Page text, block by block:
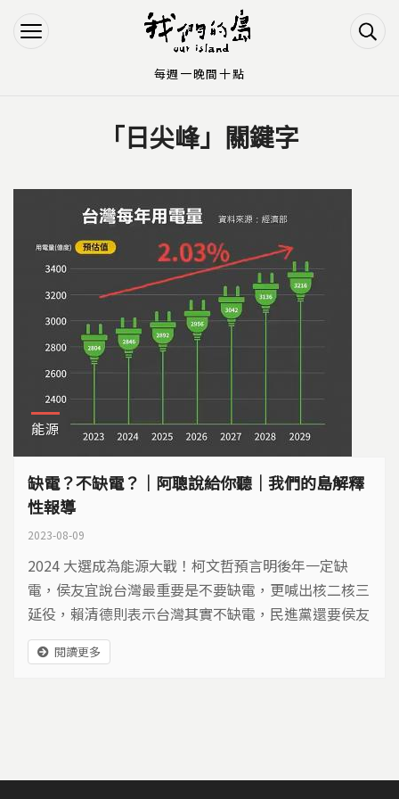
Jump to Navigation
Jump to Main content
「日尖峰」關鍵字
能源
缺電？不缺電？｜阿聰說給你聽｜我們的島解釋
性報導
2023-08-09
2024 大選成為能源大戰！柯文哲預言明後年一定缺
電，侯友宜說台灣最重要是不要缺電，更喊出核二核三
延役，賴清德則表示台灣其實不缺電，民進黨還要侯友
宜不要造謠，到底誰說的才對？
閱讀更多
每週一晚間十點